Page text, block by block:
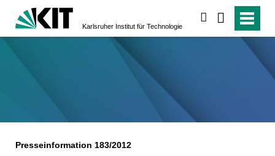
Karlsruher Institut für Technologie
Presseinformation 183/2012